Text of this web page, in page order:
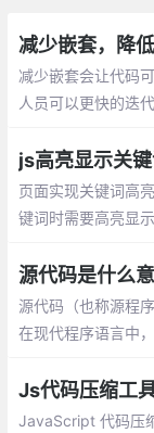
减少嵌套，降
减少嵌套会让代码
人员可以更快的迭
js高亮显示关
页面实现关键词高
键词时需要高亮显
筛选出符合关键字
源代码是什么
源代码（也称源程
在现代程序语言中
算机程序。
Js代码压缩工
JavaScript 代码压